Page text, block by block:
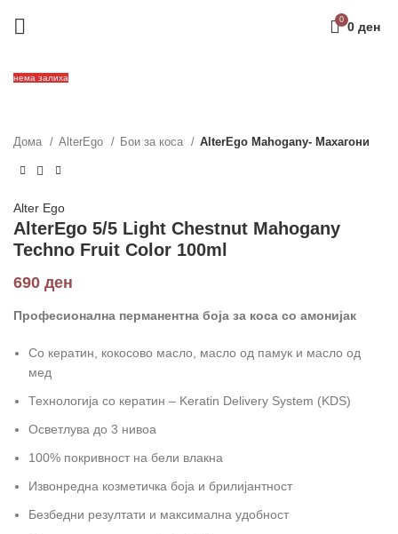
0 0 ден
нема залиха
Дома AlterEgo Бои за коса AlterEgo Mahogany- Махагони
Alter Ego
AlterEgo 5/5 Light Chestnut Mahogany
Techno Fruit Color 100ml
690 ден
Професионална перманентна боја за коса со амонијак
Со кератин, кокосово масло, масло од памук и масло од
мед
Технологија со кератин – Keratin Delivery System (KDS)
Осветлува до 3 нивоа
100% покривност на бели влакна
Извонредна козметичка боја и брилијантност
Безбедни резултати и максимална удобност